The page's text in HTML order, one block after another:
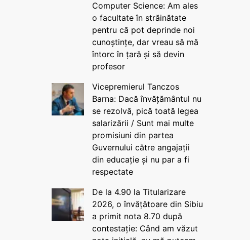
Computer Science: Am ales
o facultate în străinătate
pentru că pot deprinde noi
cunoștințe, dar vreau să mă
întorc în țară și să devin
profesor
Vicepremierul Tanczos
Barna: Dacă învățământul nu
se rezolvă, pică toată legea
salarizării / Sunt mai multe
promisiuni din partea
Guvernului către angajații
din educație și nu par a fi
respectate
De la 4.90 la Titularizare
2026, o învățătoare din Sibiu
a primit nota 8.70 după
contestație: Când am văzut